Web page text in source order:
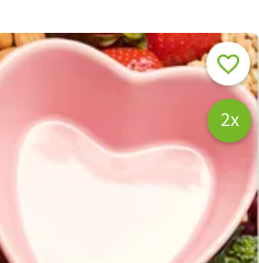
2x